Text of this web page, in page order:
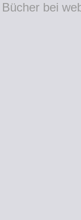
Bücher bei